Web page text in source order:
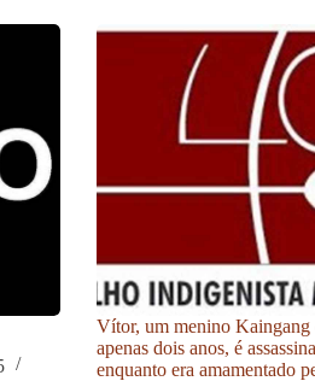
Vítor, um menino Kaingang
apenas dois anos, é
enquanto era amamentado